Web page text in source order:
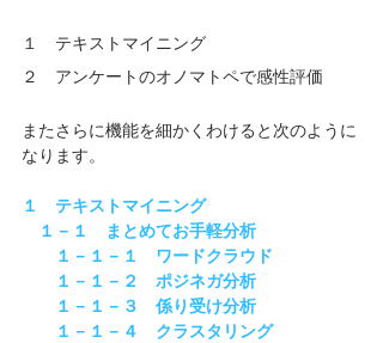
１　テキストマイニング
２　アンケートのオノマトペで感性評価
またさらに機能を細かくわけると次のように
なります。
１　テキストマイニング
１－１　まとめてお手軽分析
１－１－１　ワードクラウド
１－１－２　ポジネガ分析
１－１－３　係り受け分析
１－１－４　クラスタリング